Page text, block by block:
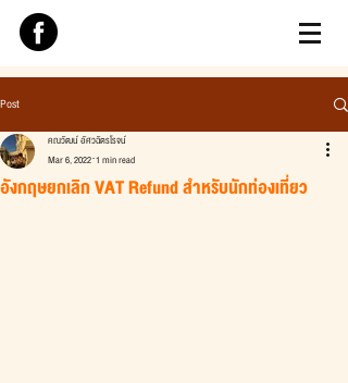
Post
อังกฤษยกเลิก VAT Refund สำหรับนักท่องเที่ยว
คณวัฒน์ อัศวฉัตรโรจน์
Mar 6, 2022 1 min read